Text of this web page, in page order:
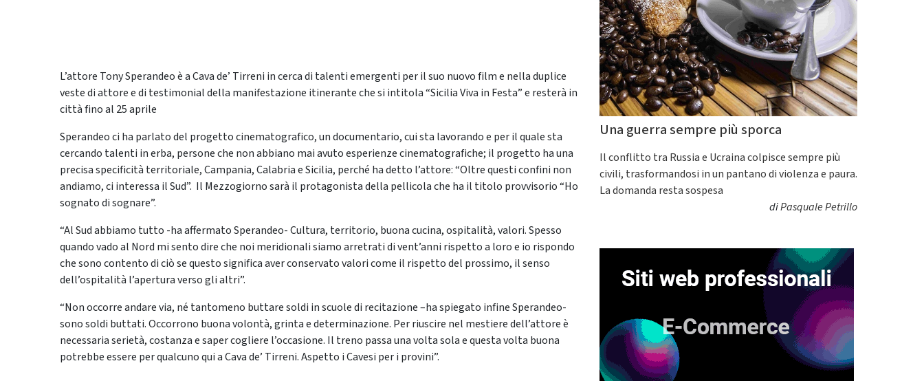
L’attore Tony Sperandeo è a Cava de’ Tirreni in cerca di talenti emergenti per il suo nuovo film e nella duplice
veste di attore e di testimonial della manifestazione itinerante che si intitola “Sicilia Viva in Festa” e resterà in
città fino al 25 aprile
Sperandeo ci ha parlato del progetto cinematografico, un documentario, cui sta lavorando e per il quale sta
cercando talenti in erba, persone che non abbiano mai avuto esperienze cinematografiche; il progetto ha una
precisa specificità territoriale, Campania, Calabria e Sicilia, perché ha detto l’attore: “Oltre questi confini non
andiamo, ci interessa il Sud”. Il Mezzogiorno sarà il protagonista della pellicola che ha il titolo provvisorio “Ho
sognato di sognare”.
“Al Sud abbiamo tutto -ha affermato Sperandeo- Cultura, territorio, buona cucina, ospitalità, valori. Spesso
quando vado al Nord mi sento dire che noi meridionali siamo arretrati di vent’anni rispetto a loro e io rispondo
che sono contento di ciò se questo significa aver conservato valori come il rispetto del prossimo, il senso
dell’ospitalità l’apertura verso gli altri”.
“Non occorre andare via, né tantomeno buttare soldi in scuole di recitazione –ha spiegato infine Sperandeo-
sono soldi buttati. Occorrono buona volontà, grinta e determinazione. Per riuscire nel mestiere dell’attore è
necessaria serietà, costanza e saper cogliere l’occasione. Il treno passa una volta sola e questa volta buona
potrebbe essere per qualcuno qui a Cava de’ Tirreni. Aspetto i Cavesi per i provini”.
Una guerra sempre più sporca
Il conflitto tra Russia e Ucraina colpisce sempre più
civili, trasformandosi in un pantano di violenza e paura.
La domanda resta sospesa
diPasquale Petrillo